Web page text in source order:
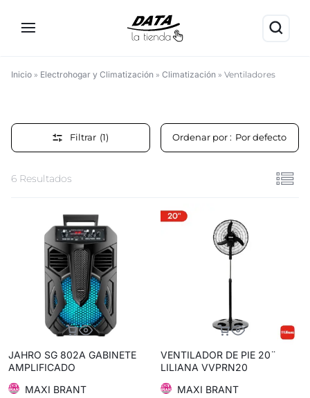
Inicio » Electrohogar y Climatización » Climatización » Ventiladores
Ventiladores
Filtrar (1) Ordenar por : Por defecto
6 Resultados
JAHRO SG 802A GABINETE
AMPLIFICADO
MAXI BRANT
VENTILADOR DE PIE 20¨
LILIANA VVPRN20
MAXI BRANT